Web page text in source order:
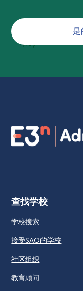
是
查找学校
学校搜索
接受SAO的学校
社区组织
教育顾问